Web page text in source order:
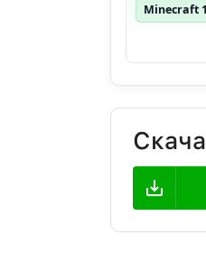
Minecraft